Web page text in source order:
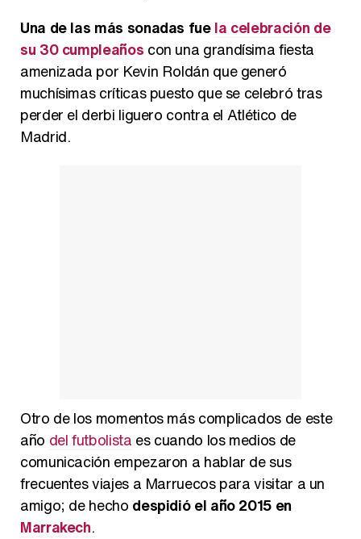
Una de las más sonadas fuela celebración de
su 30 cumpleaños con una grandísima fiesta
amenizada por Kevin Roldán que generó
muchísimas críticas puesto que se celebró tras
perder el derbi liguero contra el Atlético de
Madrid.
Otro de los momentos más complicados de este
año del futbolista es cuando los medios de
comunicación empezaron a hablar de sus
frecuentes viajes a Marruecos para visitar a un
amigo; de hecho despidió el año 2015 en
Marrakech.